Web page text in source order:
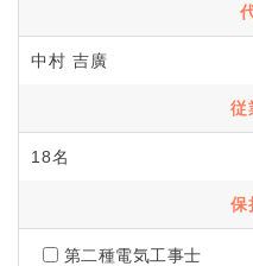
中村 吉廣
従
18名
保
第二種電気工事士